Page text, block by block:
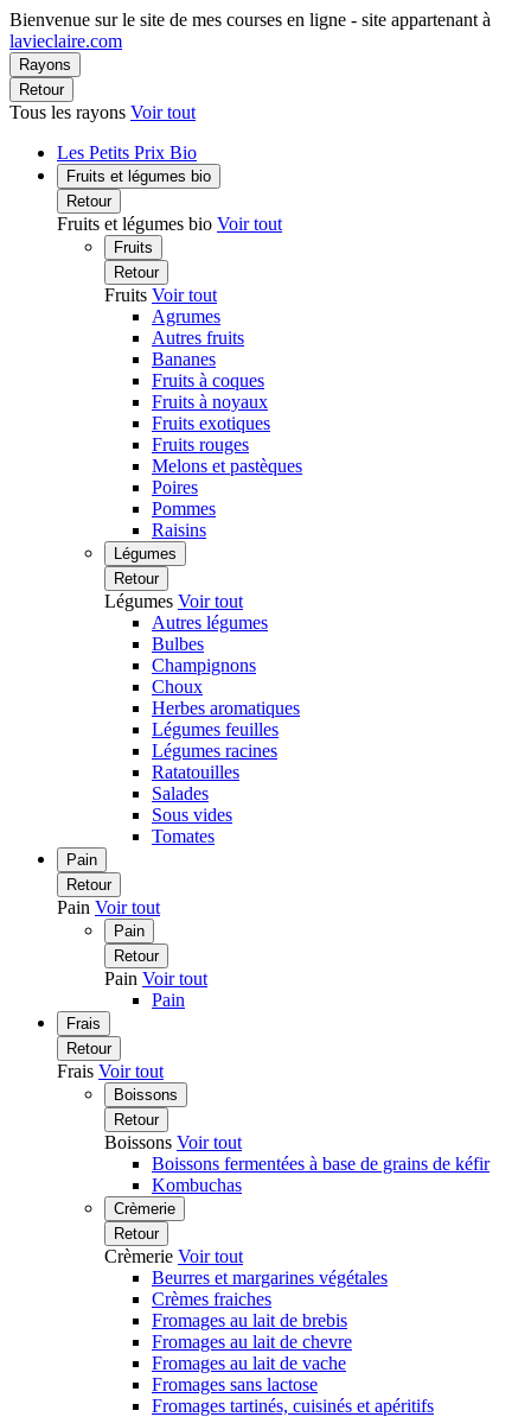
Bienvenue sur le site de mes courses en ligne - site appartenant à
lavieclaire.com
Rayons
Retour
Tous les rayons Voir tout
Les Petits Prix Bio
Fruits et légumes bio
Retour
Fruits et légumes bio Voir tout
Fruits
Retour
Fruits Voir tout
Agrumes
Autres fruits
Bananes
Fruits à coques
Fruits à noyaux
Fruits exotiques
Fruits rouges
Melons et pastèques
Poires
Pommes
Raisins
Légumes
Retour
Légumes Voir tout
Autres légumes
Bulbes
Champignons
Choux
Herbes aromatiques
Légumes feuilles
Légumes racines
Ratatouilles
Salades
Sous vides
Tomates
Pain
Retour
Pain Voir tout
Pain
Retour
Pain Voir tout
Pain
Frais
Retour
Frais Voir tout
Boissons
Retour
Boissons Voir tout
Boissons fermentées à base de grains de kéfir
Kombuchas
Crèmerie
Retour
Crèmerie Voir tout
Beurres et margarines végétales
Crèmes fraiches
Fromages au lait de brebis
Fromages au lait de chevre
Fromages au lait de vache
Fromages sans lactose
Fromages tartinés, cuisinés et apéritifs